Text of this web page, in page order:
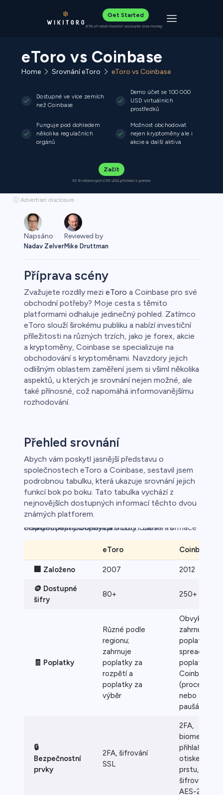
Get Started
61% of retail investor accounts lose money Toggle
eToro vs Coinbase
Home Srovnání eToro eToro vs Coinbase
Dostupné ve více zemích
než Coinbase
Demo účet se 100 000
USD virtuálních
prostředků
Funguje pod dohledem
několika regulačních
orgánů
Možnost obchodovat
nejen kryptoměny ale i
akcie a další aktiva
Začít
52 % retailových CFD účtů přichází o peníze.
ⓘ Advertiser disclosure
Napsáno
Nadav Zelver
Reviewed by
Mike Druttman
Příprava scény
Zvažujete rozdíly mezi eToro a Coinbase pro své
obchodní potřeby? Moje cesta s těmito
platformami odhaluje jedinečný pohled. Zatímco
eToro slouží širokému publiku a nabízí investiční
příležitosti na různých trzích, jako je forex, akcie
a kryptoměny, Coinbase se specializuje na
obchodování s kryptoměnami. Navzdory jejich
odlišným oblastem zaměření jsem si všiml několika
aspektů, u kterých je srovnání nejen možné, ale
také přínosné, což napomáhá informovanějšímu
rozhodování.
Přehled srovnání
Abych vám poskytl jasnější představu o
společnostech eToro a Coinbase, sestavil jsem
podrobnou tabulku, která ukazuje srovnání jejich
funkcí bok po boku. Tato tabulka vychází z
nejnovějších dostupných informací těchto dvou
známých platforem.
Podrobnosti:.Odměny za služby:...Další informace o společnostiOddělení pro obchodování s cennými papíry.Odpovídá:.
eToro Coinbase
🏢 Založeno 2007 2012
🪙 Dostupné
šifry
80+ 250+
🧾 Poplatky
Různé podle
regionu;
zahrnuje
poplatky za
rozpětí a
poplatky za
výběr
Obvykle
zahrnuje
poplatek za
spread a
poplatek
Coinbase
(procentní
nebo
paušální)
🔒
Bezpečnostní
prvky
2FA, šifrování
SSL
2FA,
biometrické
přihlašování
otiskem
prstu,
šifrování
AES-256
o